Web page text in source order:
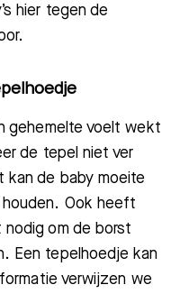
hier tegen de
gehemelte voelt wekt
de tepel niet ver
kan de baby moeite
Ook heeft
om de borst
Een tepelhoedje kan
verwijzen we